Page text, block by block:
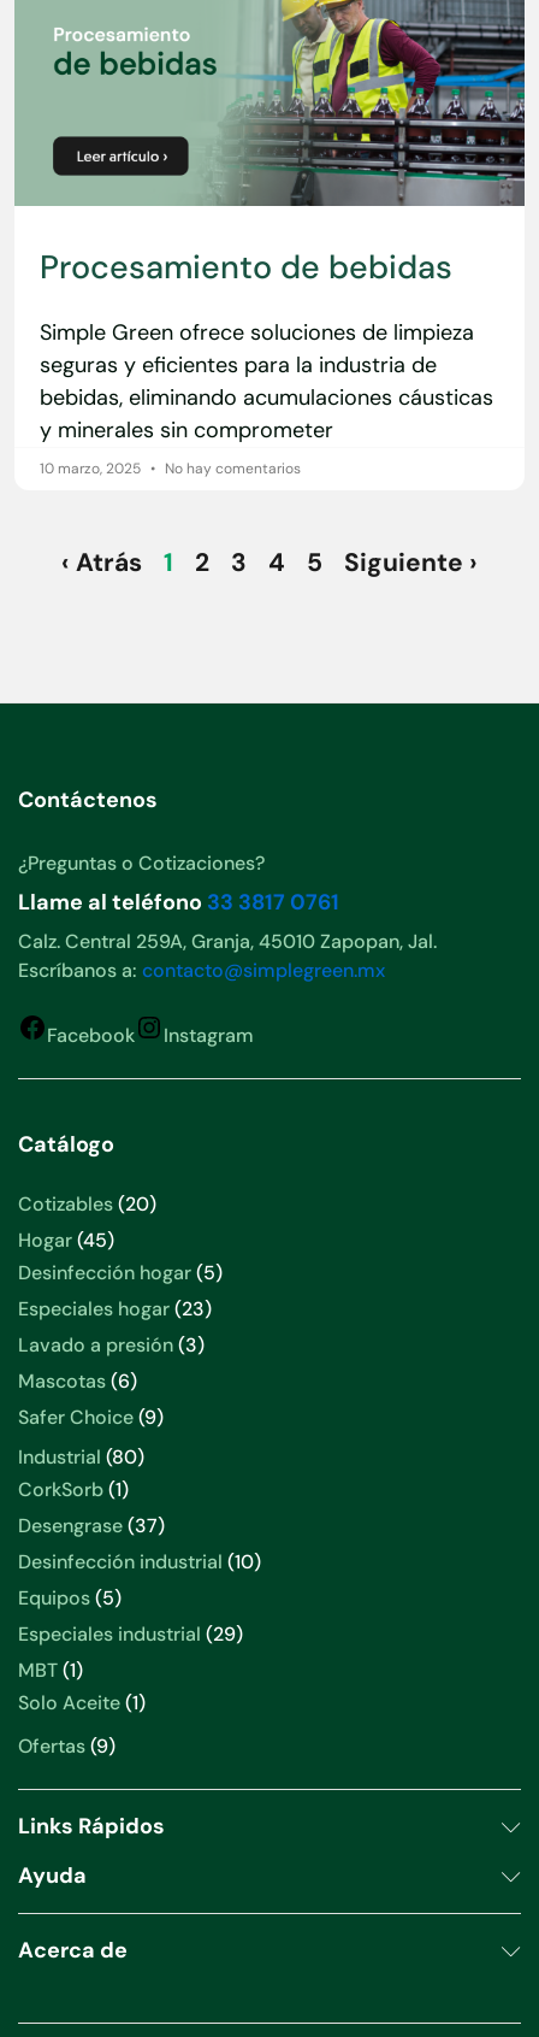
Procesamiento de bebidas
Simple Green ofrece soluciones de limpieza
seguras y eficientes para la industria de
bebidas, eliminando acumulaciones cáusticas
y minerales sin comprometer
10 marzo, 2025 No hay comentarios
‹ Atrás 1 2 3 4 5 Siguiente ›
Contáctenos
¿Preguntas o Cotizaciones?
Llame al teléfono 33 3817 0761
Calz. Central 259A, Granja, 45010 Zapopan, Jal.
Escríbanos a: contacto@simplegreen.mx
Facebook Instagram
Catálogo
Cotizables 20
Hogar 45
Desinfección hogar 5
Especiales hogar 23
Lavado a presión 3
Mascotas 6
Safer Choice 9
Industrial 80
CorkSorb 1
Desengrase 37
Desinfección industrial 10
Equipos 5
Especiales industrial 29
MBT 1
Solo Aceite 1
Ofertas 9
Links Rápidos
Ayuda
Acerca de